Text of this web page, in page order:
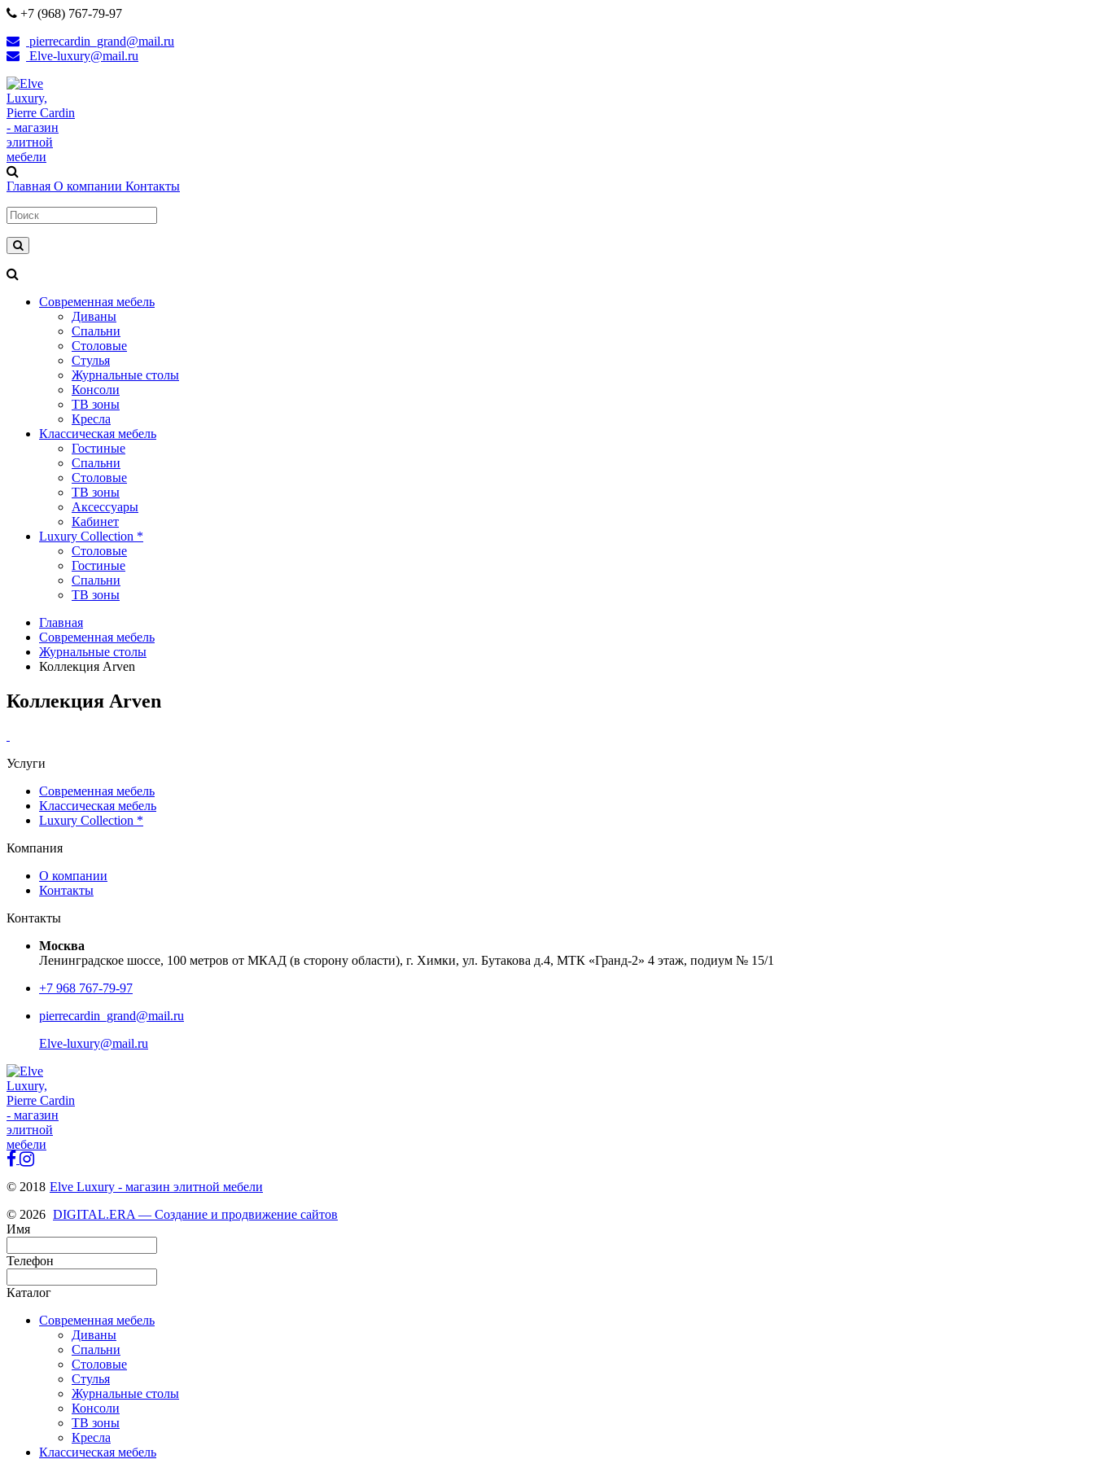
+7 (968) 767-79-97
pierrecardin_grand@mail.ru
Elve-luxury@mail.ru
Главная О компании Контакты
Современная мебель
Диваны
Спальни
Столовые
Стулья
Журнальные столы
Консоли
ТВ зоны
Кресла
Классическая мебель
Гостиные
Спальни
Столовые
TВ зоны
Аксессуары
Кабинет
Luxury Collection *
Столовые
Гостиные
Спальни
TB зоны
Главная
Современная мебель
Журнальные столы
Коллекция Arven
Коллекция Arven
Услуги
Современная мебель
Классическая мебель
Luxury Collection *
Компания
О компании
Контакты
Контакты
Москва
Ленинградское шоссе, 100 метров от МКАД (в сторону области), г. Химки, ул. Бутакова д.4, МТК «Гранд-2» 4 этаж, подиум № 15/1
+7 968 767-79-97
pierrecardin_grand@mail.ru
Elve-luxury@mail.ru
© 2018 Elve Luxury - магазин элитной мебели
© 2026 DIGITAL.ERA — Создание и продвижение сайтов
Имя
Телефон
Каталог
Современная мебель
Диваны
Спальни
Столовые
Стулья
Журнальные столы
Консоли
ТВ зоны
Кресла
Классическая мебель